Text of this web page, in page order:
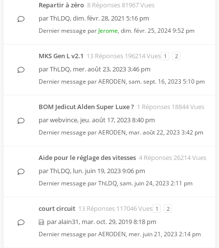
Repartir à zéro 8 Réponses 81967 Vues
parThLDQ,dim. févr. 28, 2021 5:16 pm
Dernier message par Jerome, dim. févr. 25, 2024 9:52 pm
MKS Gen L v2.1 13 Réponses 196214 Vues 1 2
parThLDQ, mer. août 23, 2023 3:46 pm
Dernier message parAERODEN, sam. sept. 16, 2023 5:10 pm
BOM Jedicut Alden Super Luxe ? 1 Réponses 18844 Vues
parwebvince, jeu. août 17, 2023 8:40 pm
Dernier message parAERODEN, mar. août 22, 2023 3:42 pm
Aide pour le réglage des vitesses 4 Réponses 26214 Vues
parThLDQ, lun. juin 19, 2023 9:06 pm
Dernier message parThLDQ, sam. juin 24, 2023 2:11 pm
court circuit 13 Réponses 117046 Vues 1 2
paralain31, mar. oct. 29, 2019 8:18 pm
Dernier message parAERODEN, mer. juin 21, 2023 2:14 pm